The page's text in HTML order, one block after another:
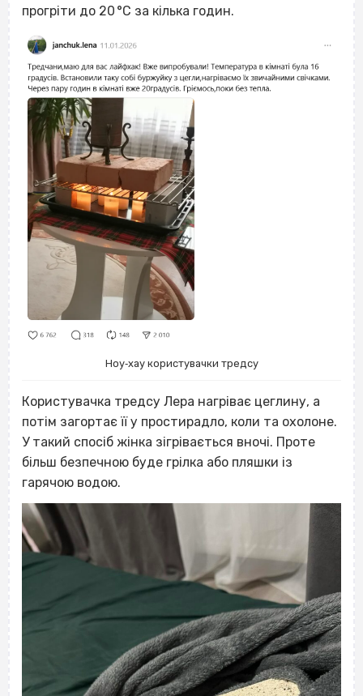
прогріти до 20 °C за кілька годин.
Ноу‐хау користувачки тредсу
Користувачка тредсу Лера нагріває цеглину, а
потім загортає її у простирадло, коли та охолоне.
У такий спосіб жінка зігрівається вночі. Проте
більш безпечною буде грілка або пляшки із
гарячою водою.